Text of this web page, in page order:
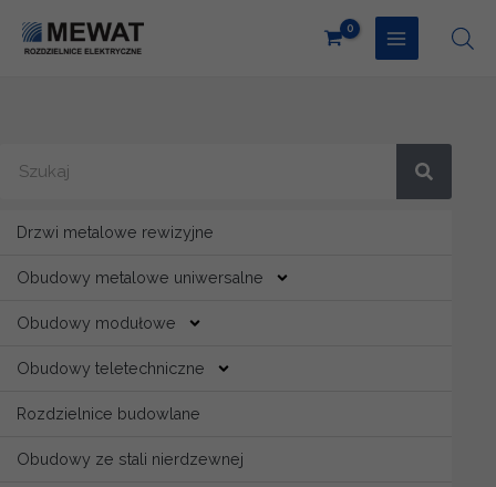
Drzwi metalowe rewizyjne
Obudowy metalowe uniwersalne
Obudowy modułowe
Obudowy teletechniczne
Rozdzielnice budowlane
Obudowy ze stali nierdzewnej